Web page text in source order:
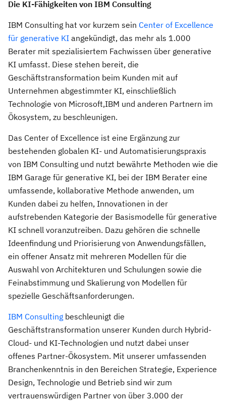
Die KI-Fähigkeiten von IBM Consulting
IBM Consulting hat vor kurzem sein Center of Excellence
für generative KI angekündigt, das mehr als 1.000
Berater mit spezialisiertem Fachwissen über generative
KI umfasst. Diese stehen bereit, die
Geschäftstransformation beim Kunden mit auf
Unternehmen abgestimmter KI, einschließlich
Technologie von Microsoft,IBM und anderen Partnern im
Ökosystem, zu beschleunigen.
Das Center of Excellence ist eine Ergänzung zur
bestehenden globalen KI- und Automatisierungspraxis
von IBM Consulting und nutzt bewährte Methoden wie die
IBM Garage für generative KI, bei der IBM Berater eine
umfassende, kollaborative Methode anwenden, um
Kunden dabei zu helfen, Innovationen in der
aufstrebenden Kategorie der Basismodelle für generative
KI schnell voranzutreiben. Dazu gehören die schnelle
Ideenfindung und Priorisierung von Anwendungsfällen,
ein offener Ansatz mit mehreren Modellen für die
Auswahl von Architekturen und Schulungen sowie die
Feinabstimmung und Skalierung von Modellen für
spezielle Geschäftsanforderungen.
IBM Consulting beschleunigt die
Geschäftstransformation unserer Kunden durch Hybrid-
Cloud- und KI-Technologien und nutzt dabei unser
offenes Partner-Ökosystem. Mit unserer umfassenden
Branchenkenntnis in den Bereichen Strategie, Experience
Design, Technologie und Betrieb sind wir zum
vertrauenswürdigen Partner von über 3.000 der